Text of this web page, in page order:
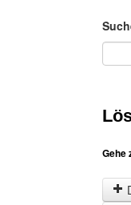
Gehe